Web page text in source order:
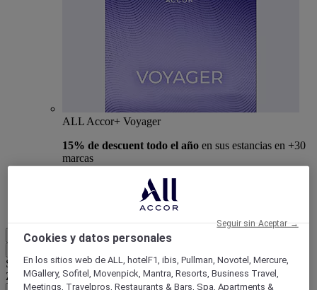
ALL Accor+ Voyager
15% de descuent todo el año en sus estancias en +30
marcas
Seleccione su país e idioma a continuación
Zona geográfica
Cookies y datos personales
En los sitios web de ALL, hotelF1, ibis, Pullman, Novotel, Mercure,
MGallery, Sofitel, Movenpick, Mantra, Resorts, Business Travel,
Meetings, Travelpros, Restaurants & Bars, Spa, Apartments &
Seguir sin Aceptar →